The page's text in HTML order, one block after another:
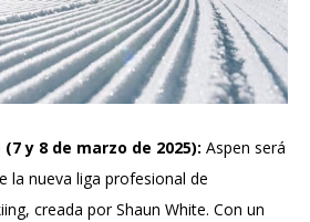
y 8 de marzo de 2025): Aspen será
la nueva liga profesional de
creada por Shaun White. Con un